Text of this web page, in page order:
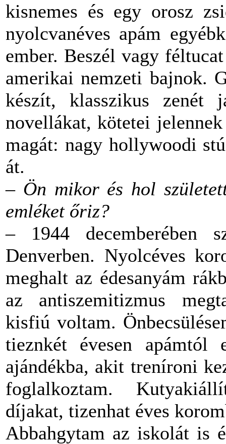
kisnemes és egy orosz
nyolcvanéves apám
ember. Beszél vagy
amerikai nemzeti bajnok.
készít, klasszikus zenét
novellákat, kötetei
magát: nagy hollywoodi
át.
– Ön mikor és hol
emléket őriz?
– 1944 decemberében
Denverben. Nyolcéves
meghalt az édesanyám
az antiszemitizmus
kisfiú voltam.
tieznkét évesen apámtól
ajándékba, akit treníroni
foglalkoztam.
díjakat, tizenhat éves
Abbahgytam az iskolát is